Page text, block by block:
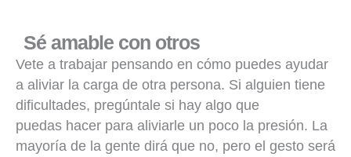
Sé amable con otros
Vete a trabajar pensando en cómo puedes ayudar
a aliviar la carga de otra persona. Si alguien tiene
dificultades, pregúntale si hay algo que
puedas hacer para aliviarle un poco la presión. La
mayoría de la gente dirá que no, pero el gesto será